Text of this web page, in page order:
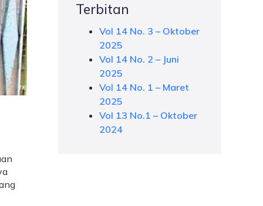
Terbitan
Vol 14 No. 3 – Oktober
2025
Vol 14 No. 2 – Juni
2025
Vol 14 No. 1 – Maret
2025
Vol 13 No.1 – Oktober
2024